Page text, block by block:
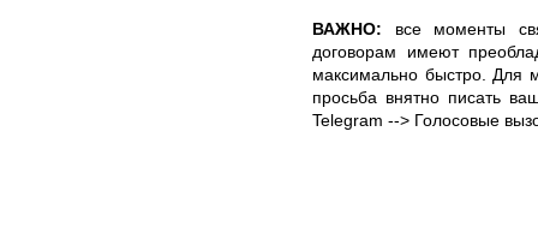
ВАЖНО: все моменты
договорам имеют
максимально быстро. Для
просьба внятно писать
Telegram --> Голосовые